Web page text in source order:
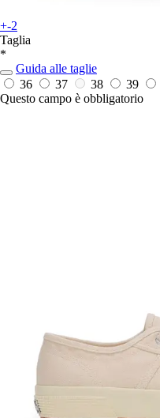
+-2
Taglia
*
Guida alle taglie
36
37 38 39
Questo campo è obbligatorio